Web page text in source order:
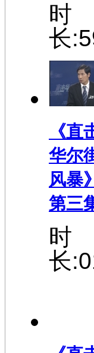
时
长
《直
华尔
风暴》
第三
时
长